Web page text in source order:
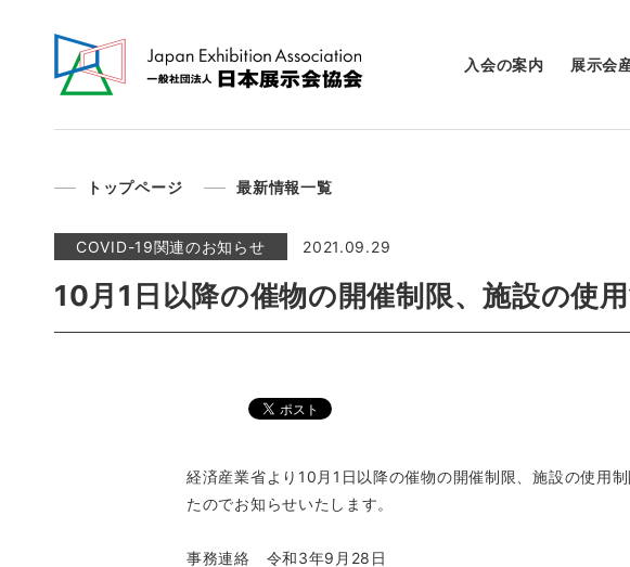
入会の案内 展示会
トップページ 最新情報一覧
COVID-19関連のお知らせ 2021.09.29
10月1日以降の催物の開催制限、施設の使
経済産業省より10月1日以降の催物の開催制限、施設の使用
たのでお知らせいたします。
事務連絡 令和3年9月28日